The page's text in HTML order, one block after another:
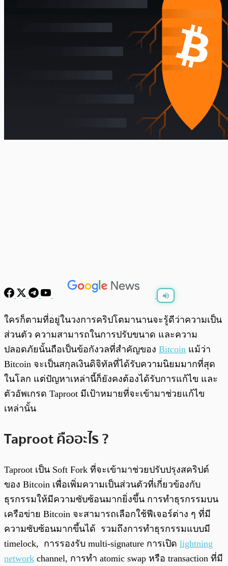
พร้อมเล่น 0:00
ใครก็ตามที่อยู่ในวงการคริปโตมานานจะรู้ดีว่าความเป็น
ส่วนตัว ความสามารถในการปรับขนาด และความ
ปลอดภัยนั้นถือเป็นข้อกังวลที่สำคัญของ Bitcoin แม้ว่า
Bitcoin จะเป็นสกุลเงินดิจิทัลที่ได้รับความนิยมมากที่สุด
ในโลก แต่ปัญหาเหล่านี้ก็ยังคงต้องได้รับการแก้ไข และ
ตัวอัพเกรด Taproot มีเป้าหมายที่จะเข้ามาช่วยแก้ไข
เหล่านั้น
Taproot คืออะไร ?
Taproot เป็น Soft Fork ที่จะเข้ามาช่วยปรับปรุงสคริปต์
ของ Bitcoin เพื่อเพิ่มความเป็นส่วนตัวที่เกี่ยวข้องกับ
ธุรกรรมให้มีความซับซ้อนมากยิ่งขึ้น การทำธุรกรรมบน
เครือข่าย Bitcoin จะสามารถเลือกใช้ฟีเจอร์ต่าง ๆ ที่มี
ความซับซ้อนมากขึ้นได้ รวมถึงการทำธุรกรรมแบบมี
timelock, การรองรับ multi-signature การเปิด lightning
network channel, การทำ atomic swap หรือ transaction ที่มี